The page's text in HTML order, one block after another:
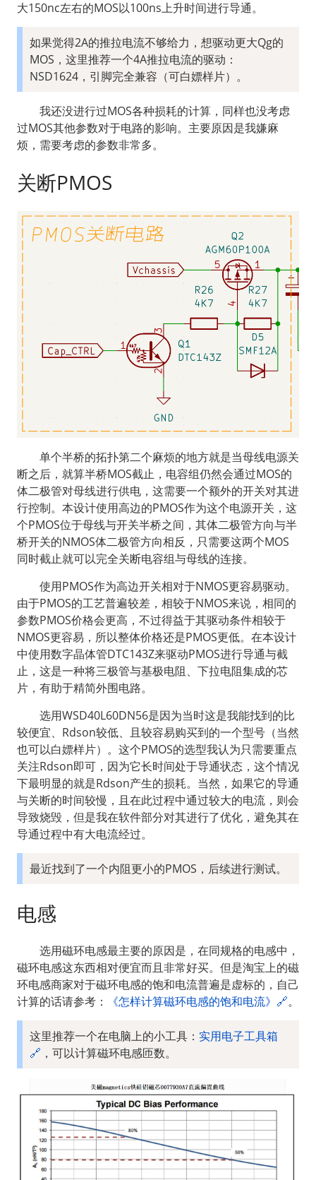
大150nc左右的MOS以100ns上升时间进行导通。
如果觉得2A的推拉电流不够给力，想驱动更大Qg的
MOS，这里推荐一个4A推拉电流的驱动：
NSD1624，引脚完全兼容（可白嫖样片）。
我还没进行过MOS各种损耗的计算，同样也没考虑
过MOS其他参数对于电路的影响。主要原因是我嫌麻
烦，需要考虑的参数非常多。
关断PMOS
单个半桥的拓扑第二个麻烦的地方就是当母线电源关
断之后，就算半桥MOS截止，电容组仍然会通过MOS的
体二极管对母线进行供电，这需要一个额外的开关对其进
行控制。本设计使用高边的PMOS作为这个电源开关，这
个PMOS位于母线与开关半桥之间，其体二极管方向与半
桥开关的NMOS体二极管方向相反，只需要这两个MOS
同时截止就可以完全关断电容组与母线的连接。
使用PMOS作为高边开关相对于NMOS更容易驱动。
由于PMOS的工艺普遍较差，相较于NMOS来说，相同的
参数PMOS价格会更高，不过得益于其驱动条件相较于
NMOS更容易，所以整体价格还是PMOS更低。在本设计
中使用数字晶体管DTC143Z来驱动PMOS进行导通与截
止，这是一种将三极管与基极电阻、下拉电阻集成的芯
片，有助于精简外围电路。
选用WSD40L60DN56是因为当时这是我能找到的比
较便宜、Rdson较低、且较容易购买到的一个型号（当然
也可以白嫖样片）。这个PMOS的选型我认为只需要重点
关注Rdson即可，因为它长时间处于导通状态，这个情况
下最明显的就是Rdson产生的损耗。当然，如果它的导通
与关断的时间较慢，且在此过程中通过较大的电流，则会
导致烧毁，但是我在软件部分对其进行了优化，避免其在
导通过程中有大电流经过。
最近找到了一个内阻更小的PMOS，后续进行测试。
电感
选用磁环电感最主要的原因是，在同规格的电感中，
磁环电感这东西相对便宜而且非常好买。但是淘宝上的磁
环电感商家对于磁环电感的饱和电流普遍是虚标的，自己
计算的话请参考：
《怎样计算磁环电感的饱和电流》🔗。
这里推荐一个在电脑上的小工具： 实用电子工具箱
🔗 ，可以计算磁环电感匝数。